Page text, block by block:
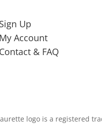
Sign Up
My Account
Contact & FAQ
logo is a registered